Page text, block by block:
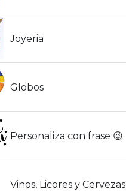
Joyeria
Globos
Personaliza con frase 😉
Vinos, Licores y Cervezas